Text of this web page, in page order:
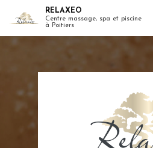
RELAXEO
Centre massage, spa et piscine
à Poitiers